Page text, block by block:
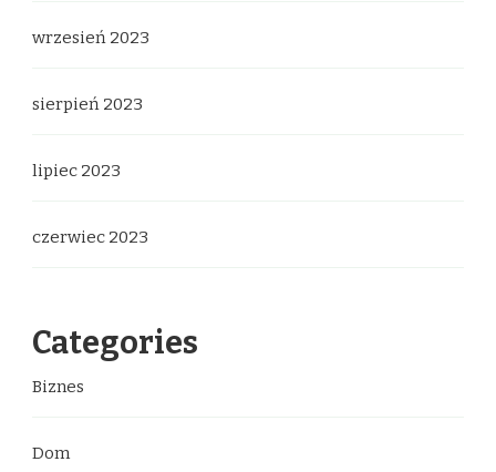
wrzesień 2023
sierpień 2023
lipiec 2023
czerwiec 2023
Categories
Biznes
Dom